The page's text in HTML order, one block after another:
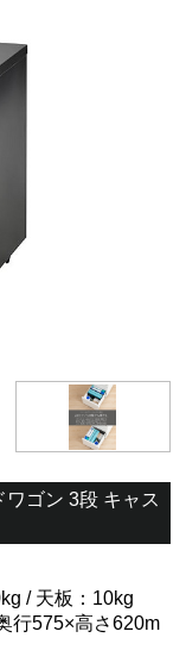
ワゴン 3段 キャス
/ 天板：10kg
行575×高さ620m